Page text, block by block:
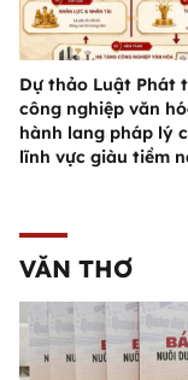
Dự thảo Luật Phát
công nghiệp văn
hành lang pháp lý
lĩnh vực giàu tiềm
VĂN THƠ